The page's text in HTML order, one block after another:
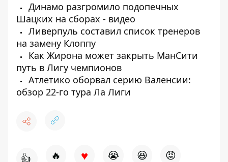
Динамо разгромило подопечных
Шацких на сборах - видео
Ливерпуль составил список тренеров
на замену Клоппу
Как Жирона может закрыть МанСити
путь в Лигу чемпионов
Атлетико оборвал серию Валенсии:
обзор 22-го тура Ла Лиги
👍 🔥 ♥ 😭 😆 😡